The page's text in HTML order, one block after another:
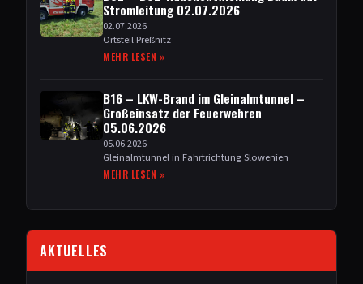
Stromleitung 02.07.2026
02.07.2026
Ortsteil Preßnitz
MEHR LESEN »
B16 – LKW-Brand im Gleinalmtunnel –
Großeinsatz der Feuerwehren
05.06.2026
05.06.2026
Gleinalmtunnel in Fahrtrichtung Slowenien
MEHR LESEN »
AKTUELLES